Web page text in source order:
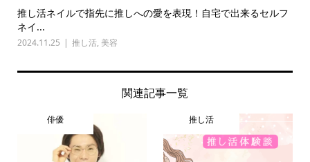
推し活ネイルで指先に推しへの愛を表現！自宅で出来るセルフ
ネイ...
2024.11.25 推し活, 美容
関連記事一覧
俳優 推し活